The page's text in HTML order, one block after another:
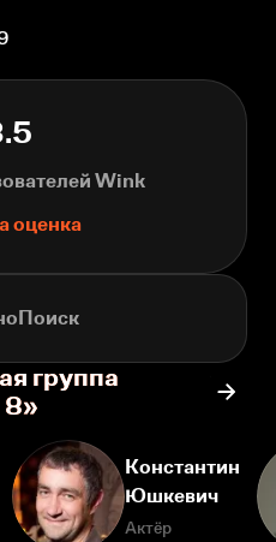
Wink
оценка
группа
8»
Константин
Юшкевич
Актёр